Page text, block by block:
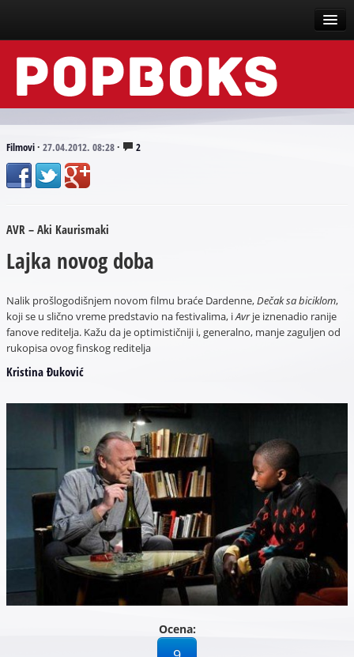
Vesti
Događaji
Tekstovi
Scena
Arhive
Filmovi· 27.04.2012. 08:28· 2
AVR – Aki Kaurismaki
Lajka novog doba
Nalik prošlogodišnjem novom filmu braće Dardenne,Dečak sa biciklom,
koji se u slično vreme predstavio na festivalima, iAvrje iznenadio ranije
fanove reditelja. Kažu da je optimističniji i, generalno, manje zaguljen od
rukopisa ovog finskog reditelja
Kristina Đuković
Ocena: